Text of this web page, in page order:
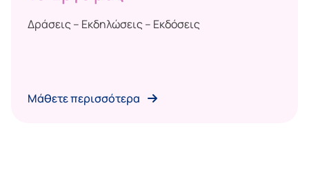
Δράσεις – Εκδηλώσεις – Εκδόσεις
Μάθετε περισσότερα